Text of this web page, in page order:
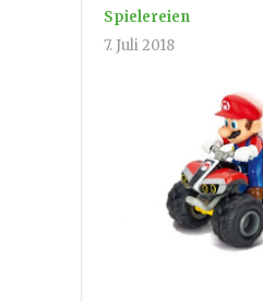
Spielereien
7. Juli 2018